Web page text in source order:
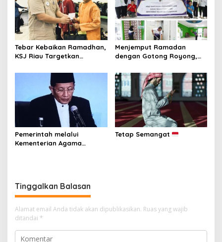
Tebar Kebaikan Ramadhan,
KSJ Riau Targetkan
Penerima Manfaat di
Berbagai Wilayah
Menjemput Ramadan
dengan Gotong Royong,
Warga Binaan Bersihkan
Masjid
Pemerintah melalui
Kementerian Agama
Tetap Semangat
Tinggalkan Balasan
Alamat email Anda tidak akan dipublikasikan. Ruas yang wajib
ditandai *